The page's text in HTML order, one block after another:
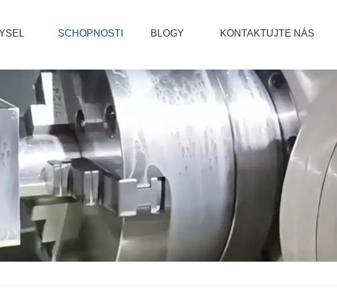
SCHOPNOSTI BLOGY KONTAKTUJTE NÁS